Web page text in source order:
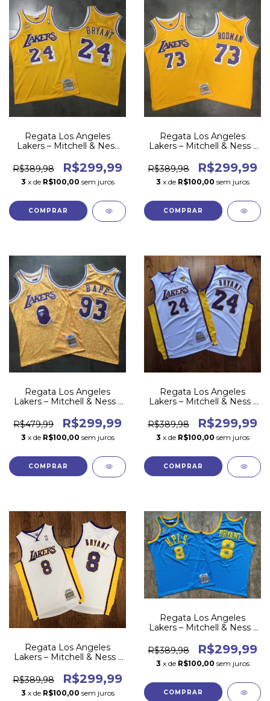
Regata Los Angeles
Lakers – Mitchell & Ness
Anniversary
R$389,98 R$299,99
3 x de R$100,00 sem juros
COMPRAR
Regata Los Angeles
Lakers – Mitchell & Ness -
R$389,98
R$299,99
3 x de R$100,00 sem juros
COMPRAR
Regata Los Angeles
Lakers – Mitchell & Ness -
R$479,99
R$299,99
3 x de R$100,00 sem juros
COMPRAR
Regata Los Angeles
Lakers – Mitchell & Ness -
Branca
R$389,98 R$299,99
3 x de R$100,00 sem juros
COMPRAR
Regata Los Angeles
Lakers – Mitchell & Ness -
Branca
R$389,98 R$299,99
3 x de R$100,00 sem juros
Regata Los Angeles
Lakers – Mitchell & Ness -
BRYANT
R$389,98 R$299,99
3 x de R$100,00 sem juros
COMPRAR